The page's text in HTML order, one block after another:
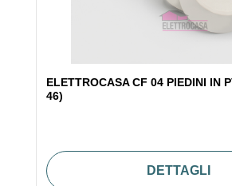
ELETTROCASA CF 04 PIEDINI IN
46)
DETTAGLI